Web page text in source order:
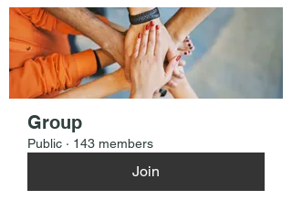
Group
Public · 143 members
Join